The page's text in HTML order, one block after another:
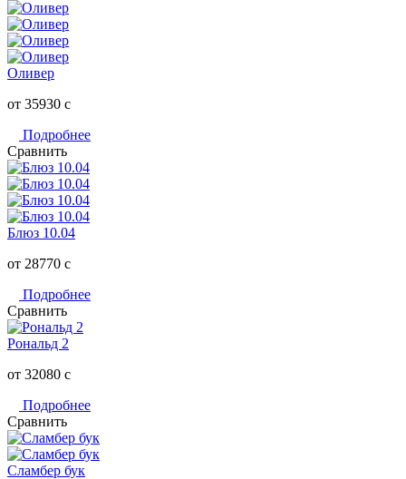
Оливер
от 35930 c
Подробнее
Сравнить
Блюз 10.04
от 28770 c
Подробнее
Сравнить
Рональд 2
от 32080 c
Подробнее
Сравнить
Сламбер бук